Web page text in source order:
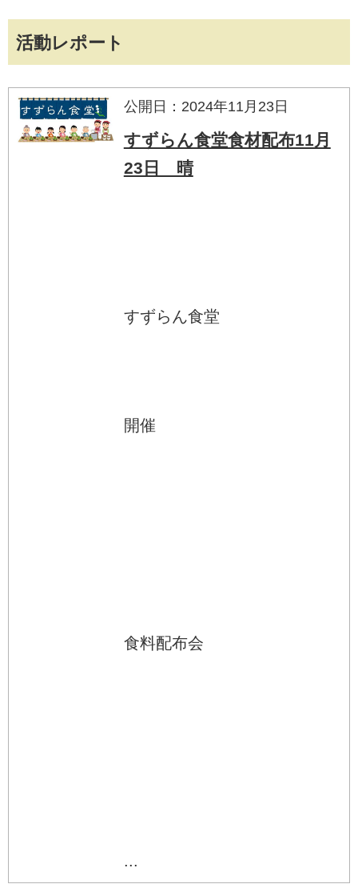
活動レポート
公開日：2024年11月23日
すずらん食堂食材配布11月
23日 晴
すずらん食堂
開催
食料配布会
...